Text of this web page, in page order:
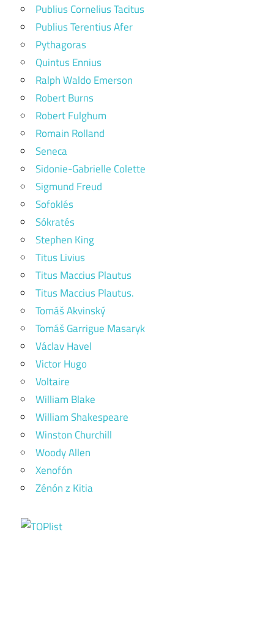
Publius Cornelius Tacitus
Publius Terentius Afer
Pythagoras
Quintus Ennius
Ralph Waldo Emerson
Robert Burns
Robert Fulghum
Romain Rolland
Seneca
Sidonie-Gabrielle Colette
Sigmund Freud
Sofoklés
Sókratés
Stephen King
Titus Livius
Titus Maccius Plautus
Titus Maccius Plautus.
Tomáš Akvinský
Tomáš Garrigue Masaryk
Václav Havel
Victor Hugo
Voltaire
William Blake
William Shakespeare
Winston Churchill
Woody Allen
Xenofón
Zénón z Kitia